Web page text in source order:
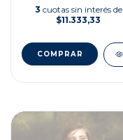
3 cuotas sin interés de
$11.333,33